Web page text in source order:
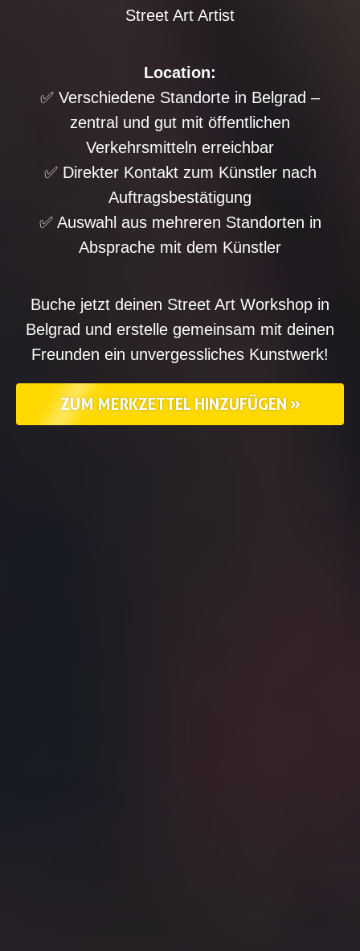
Street Art Artist
Location:
✅ Verschiedene Standorte in Belgrad –
zentral und gut mit öffentlichen
Verkehrsmitteln erreichbar
✅ Direkter Kontakt zum Künstler nach
Auftragsbestätigung
✅ Auswahl aus mehreren Standorten in
Absprache mit dem Künstler
Buche jetzt deinen Street Art Workshop in
Belgrad und erstelle gemeinsam mit deinen
Freunden ein unvergessliches Kunstwerk!
ZUM MERKZETTEL HINZUFÜGEN »